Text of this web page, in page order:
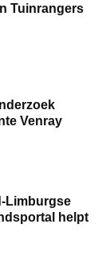
Tuinrangers
Venray
Limburgse
helpt